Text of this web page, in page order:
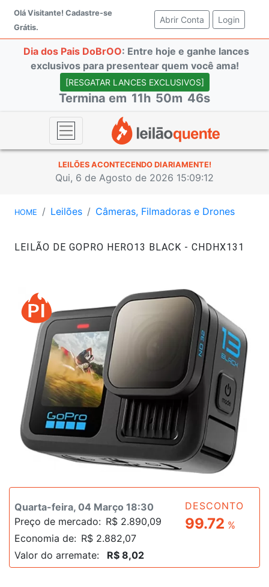
Olá Visitante! Cadastre-se
Grátis.
Abrir Conta (current)
Login
Dia dos Pais DoBrOO: Entre hoje e ganhe lances
exclusivos para presentear quem você ama!
[RESGATAR LANCES EXCLUSIVOS]
Termina em 11h 50m 46s
LEILÕES ACONTECENDO DIARIAMENTE!
Qui, 6 de Agosto de 2026 15:09:12
HOME Leilões Câmeras, Filmadoras e Drones
LEILÃO DE GOPRO HERO13 BLACK - CHDHX131
Quarta-feira, 04 Março 18:30
Preço de mercado: R$ 2.890,09
Economia de: R$ 2.882,07
Valor do arremate:
R$ 8,02
DESCONTO
99.72 %